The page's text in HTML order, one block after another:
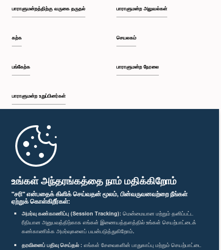
உங்கள் அந்தரங்கத்தை நாம் மதிக்கிறோம்
"சரி" என்பதைக் கிளிக் செய்வதன் மூலம், பின்வருவனவற்றை நீங்கள்
ஏற்றுக் கொள்கிறீர்கள்:
அமர்வு கண்காணிப்பு (Session Tracking): மென்மையான மற்றும் தனிப்பட்ட
ரீதியான அனுபவத்திற்காக எங்கள் இணையத்தளத்தில் உங்கள் செயற்பாட்டைக்
கண்காணிக்க அமர்வுகளைப் பயன்படுத்துகிறோம்.
தரவினைப் பதிவு செய்தல் : எங்கள் சேவைகளின் பாதுகாப்பு மற்றும் செயற்பாட்டை
கௌரவ டக்ளஸ் தேவானந்தா, பா.உ.
உறுப்பினர்
பாராளுமன்றத்திற்கு வருகை தருதல்
கற்க
பங்கேற்க
பாராளுமன்ற உறுப்பினர்கள்
முதற்பக்கம்
பாராளுமன்ற அலுவல்கள்
செயலகம்
பாராளுமன்ற நேரலை
பாராளுமன்ற கையடக்க செயலி
எம்மை பின்தொடர்க :